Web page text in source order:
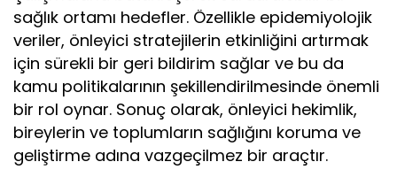
sağlık ortamı hedefler. Özellikle epidemiyolojik
veriler, önleyici stratejilerin etkinliğini artırmak
için sürekli bir geri bildirim sağlar ve bu da
kamu politikalarının şekillendirilmesinde önemli
bir rol oynar. Sonuç olarak, önleyici hekimlik,
bireylerin ve toplumların sağlığını koruma ve
geliştirme adına vazgeçilmez bir araçtır.